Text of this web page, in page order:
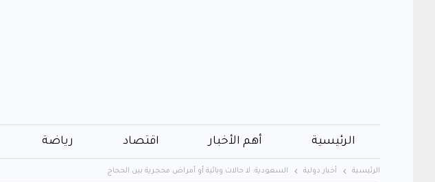
الرئيسية أهم الأخبار اقتصاد رياضة
الرئيسية أخبار دولية السعودية: لا حالات وبائية أو أمراض محجرية بين الحجاج